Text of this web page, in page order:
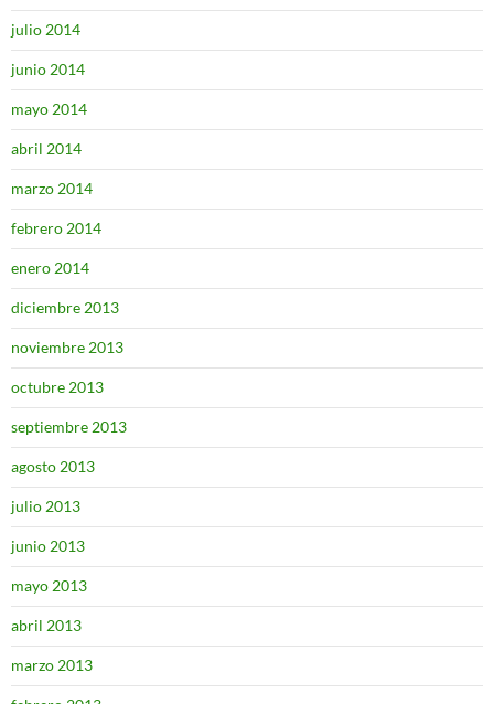
julio 2014
junio 2014
mayo 2014
abril 2014
marzo 2014
febrero 2014
enero 2014
diciembre 2013
noviembre 2013
octubre 2013
septiembre 2013
agosto 2013
julio 2013
junio 2013
mayo 2013
abril 2013
marzo 2013